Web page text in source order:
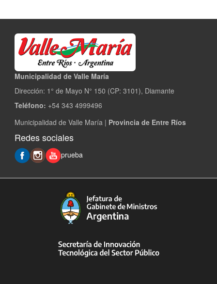
Municipalidad de Valle María
Dirección: 1° de Mayo N° 150 (CP: 3101), Diamante
Teléfono: +54 343 4999496
Municipalidad de Valle María | Provincia de Entre Ríos
Redes sociales
prueba